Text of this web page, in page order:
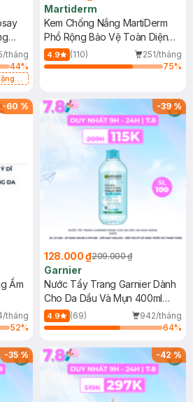
tháng
44%
Martiderm
Kem Chống Nắng MartiDerm
Phổ Rộng Bảo Vệ Toàn Diện
40ml
4.9 (110)
251/tháng
75%
-60 %
Ẩm
tháng
52%
-39%
128.000 ₫209.000 ₫
Garnier
Nước Tẩy Trang Garnier Dành
Cho Da Dầu Và Mụn 400ml
(Mới)
4.9 (69)
942/tháng
64%
-35% -42%